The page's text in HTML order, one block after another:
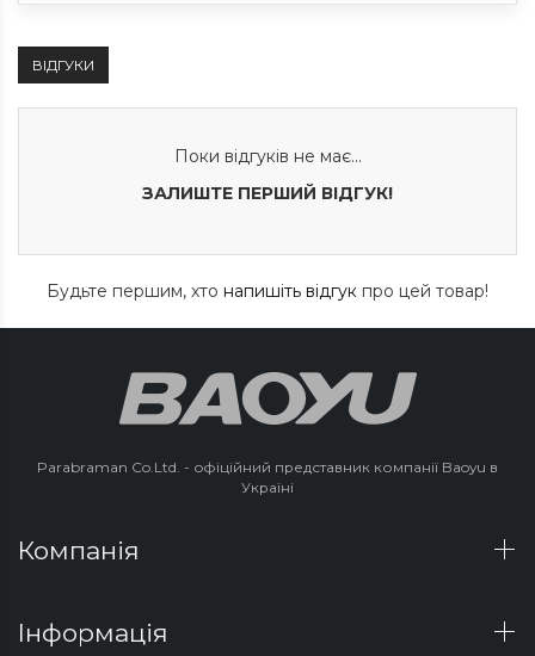
ВІДГУКИ
Поки відгуків не має...
ЗАЛИШТЕ ПЕРШИЙ ВІДГУК!
Будьте першим, хто напишіть відгук про цей товар!
Parabraman Co.Ltd. - офіційний представник компанії Baoyu в
Україні
Компанія
Інформація